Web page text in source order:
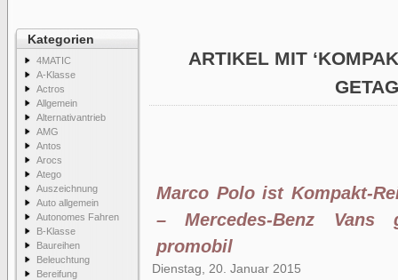
Kategorien
4MATIC
A-Klasse
Actros
Allgemein
Alternativantrieb
AMG
Antos
Arocs
Atego
Auszeichnung
Auto allgemein
Autonomes Fahren
B-Klasse
Baureihen
Beleuchtung
Bereifung
ARTIKEL MIT
Marco Polo ist Kompakt-
– Mercedes-Benz Vans
promobil
Dienstag, 20. Januar 2015